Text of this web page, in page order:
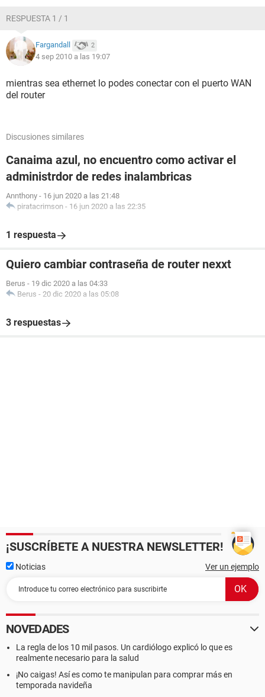
RESPUESTA 1 / 1
Fargandall 2
4 sep 2010 a las 19:07
mientras sea ethernet lo podes conectar con el puerto WAN
del router
Discusiones similares
Canaima azul, no encuentro como activar el
administrdor de redes inalambricas
Annthony - 16 jun 2020 a las 21:48
piratacrimson - 16 jun 2020 a las 22:35
1 respuesta
Quiero cambiar contraseña de router nexxt
Berus - 19 dic 2020 a las 04:33
Berus - 20 dic 2020 a las 05:08
3 respuestas
¡SUSCRÍBETE A NUESTRA NEWSLETTER!
Noticias Ver un ejemplo
NOVEDADES
La regla de los 10 mil pasos. Un cardiólogo explicó lo que es
realmente necesario para la salud
¡No caigas! Así es como te manipulan para comprar más en
temporada navideña